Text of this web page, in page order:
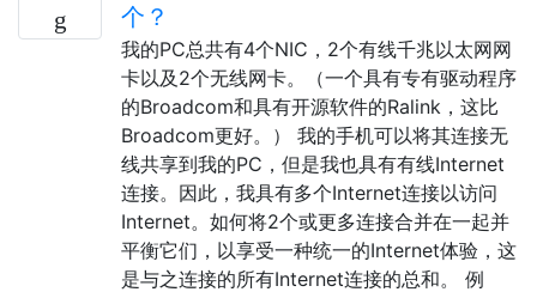
个？
我的PC总共有4个NIC，2个有线千兆以太网网
卡以及2个无线网卡。（一个具有专有驱动程序
的Broadcom和具有开源软件的Ralink，这比
Broadcom更好。） 我的手机可以将其连接无
线共享到我的PC，但是我也具有有线Internet
连接。因此，我具有多个Internet连接以访问
Internet。如何将2个或更多连接合并在一起并
平衡它们，以享受一种统一的Internet体验，这
是与之连接的所有Internet连接的总和。 例